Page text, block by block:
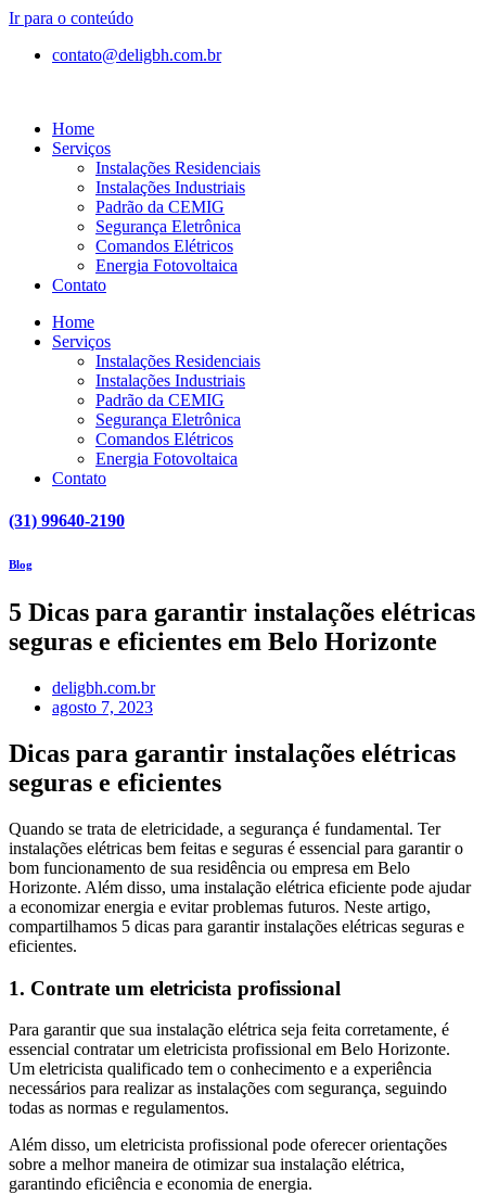
Ir para o conteúdo
contato@deligbh.com.br
Home
Serviços
Instalações Residenciais
Instalações Industriais
Padrão da CEMIG
Segurança Eletrônica
Comandos Elétricos
Energia Fotovoltaica
Contato
Home
Serviços
Instalações Residenciais
Instalações Industriais
Padrão da CEMIG
Segurança Eletrônica
Comandos Elétricos
Energia Fotovoltaica
Contato
(31) 99640-2190
Blog
5 Dicas para garantir instalações elétricas
seguras e eficientes em Belo Horizonte
deligbh.com.br
agosto 7, 2023
Dicas para garantir instalações elétricas
seguras e eficientes
Quando se trata de eletricidade, a segurança é fundamental. Ter
instalações elétricas bem feitas e seguras é essencial para garantir o
bom funcionamento de sua residência ou empresa em Belo
Horizonte. Além disso, uma instalação elétrica eficiente pode ajudar
a economizar energia e evitar problemas futuros. Neste artigo,
compartilhamos 5 dicas para garantir instalações elétricas seguras e
eficientes.
1. Contrate um eletricista profissional
Para garantir que sua instalação elétrica seja feita corretamente, é
essencial contratar um eletricista profissional em Belo Horizonte.
Um eletricista qualificado tem o conhecimento e a experiência
necessários para realizar as instalações com segurança, seguindo
todas as normas e regulamentos.
Além disso, um eletricista profissional pode oferecer orientações
sobre a melhor maneira de otimizar sua instalação elétrica,
garantindo eficiência e economia de energia.